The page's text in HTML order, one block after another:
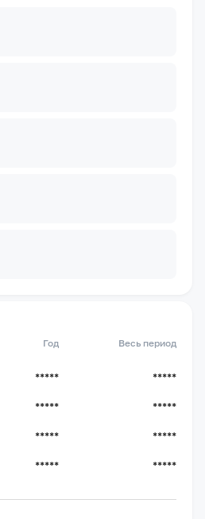
Год Весь период
***** *****
***** *****
***** *****
***** *****